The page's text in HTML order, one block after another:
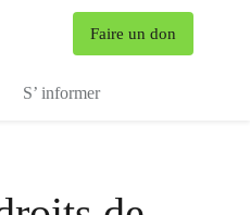
Faire un don
S’ informer